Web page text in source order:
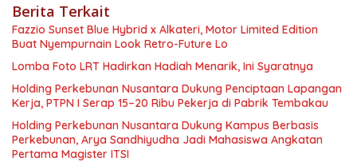
Berita Terkait
Fazzio Sunset Blue Hybrid x Alkateri, Motor Limited Edition
Buat Nyempurnain Look Retro-Future Lo
Lomba Foto LRT Hadirkan Hadiah Menarik, Ini Syaratnya
Holding Perkebunan Nusantara Dukung Penciptaan Lapangan
Kerja, PTPN I Serap 15–20 Ribu Pekerja di Pabrik Tembakau
Holding Perkebunan Nusantara Dukung Kampus Berbasis
Perkebunan, Arya Sandhiyudha Jadi Mahasiswa Angkatan
Pertama Magister ITSI